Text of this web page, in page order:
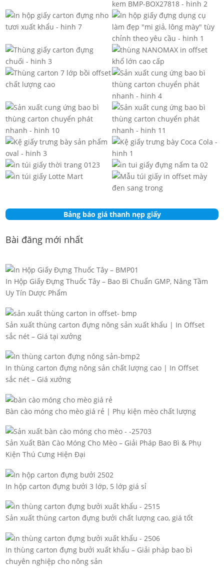
Bảng báo giá thanh nẹp giấy
Bài đăng mới nhất
In Hộp Giấy Đựng Thuốc Tây – Bao Bì Chuẩn GMP, Nâng Tầm
Uy Tín Dược Phẩm
Sản xuất thùng carton đựng nông sản xuất khẩu | In Offset
sắc nét – Giá tại xưởng
In thùng carton đựng nông sản chất lượng cao | In Offset
sắc nét – Giá xưởng
Bàn cào móng cho mèo giá rẻ | Phụ kiện mèo chất lượng
Sản Xuất Bàn Cào Móng Cho Mèo – Giải Pháp Bao Bì & Phụ
Kiện Thú Cưng Hiện Đại
In hộp carton đựng bưởi 3 lớp, 5 lớp giá sỉ
Sản xuất thùng carton đựng bưởi chất lượng cao, giá tốt
In thùng carton đựng bưởi xuất khẩu – Giải pháp bao bì
chuyên nghiệp cho nông sản